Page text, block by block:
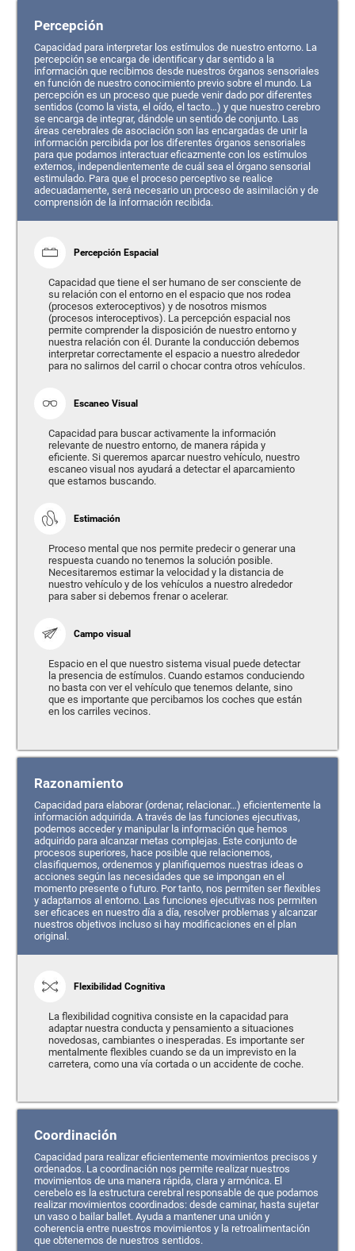
Percepción
Capacidad para interpretar los estímulos de nuestro entorno. La
percepción se encarga de identificar y dar sentido a la
información que recibimos desde nuestros órganos sensoriales
en función de nuestro conocimiento previo sobre el mundo. La
percepción es un proceso que puede venir dado por diferentes
sentidos (como la vista, el oído, el tacto…) y que nuestro cerebro
se encarga de integrar, dándole un sentido de conjunto. Las
áreas cerebrales de asociación son las encargadas de unir la
información percibida por los diferentes órganos sensoriales
para que podamos interactuar eficazmente con los estímulos
externos, independientemente de cuál sea el órgano sensorial
estimulado. Para que el proceso perceptivo se realice
adecuadamente, será necesario un proceso de asimilación y de
comprensión de la información recibida.
Percepción Espacial
Capacidad que tiene el ser humano de ser consciente de
su relación con el entorno en el espacio que nos rodea
(procesos exteroceptivos) y de nosotros mismos
(procesos interoceptivos). La percepción espacial nos
permite comprender la disposición de nuestro entorno y
nuestra relación con él. Durante la conducción debemos
interpretar correctamente el espacio a nuestro alrededor
para no salirnos del carril o chocar contra otros vehículos.
Escaneo Visual
Capacidad para buscar activamente la información
relevante de nuestro entorno, de manera rápida y
eficiente. Si queremos aparcar nuestro vehículo, nuestro
escaneo visual nos ayudará a detectar el aparcamiento
que estamos buscando.
Estimación
Proceso mental que nos permite predecir o generar una
respuesta cuando no tenemos la solución posible.
Necesitaremos estimar la velocidad y la distancia de
nuestro vehículo y de los vehículos a nuestro alrededor
para saber si debemos frenar o acelerar.
Campo visual
Espacio en el que nuestro sistema visual puede detectar
la presencia de estímulos. Cuando estamos conduciendo
no basta con ver el vehículo que tenemos delante, sino
que es importante que percibamos los coches que están
en los carriles vecinos.
Razonamiento
Capacidad para elaborar (ordenar, relacionar…) eficientemente la
información adquirida. A través de las funciones ejecutivas,
podemos acceder y manipular la información que hemos
adquirido para alcanzar metas complejas. Este conjunto de
procesos superiores, hace posible que relacionemos,
clasifiquemos, ordenemos y planifiquemos nuestras ideas o
acciones según las necesidades que se impongan en el
momento presente o futuro. Por tanto, nos permiten ser flexibles
y adaptarnos al entorno. Las funciones ejecutivas nos permiten
ser eficaces en nuestro día a día, resolver problemas y alcanzar
nuestros objetivos incluso si hay modificaciones en el plan
original.
Flexibilidad Cognitiva
La flexibilidad cognitiva consiste en la capacidad para
adaptar nuestra conducta y pensamiento a situaciones
novedosas, cambiantes o inesperadas. Es importante ser
mentalmente flexibles cuando se da un imprevisto en la
carretera, como una vía cortada o un accidente de coche.
Coordinación
Capacidad para realizar eficientemente movimientos precisos y
ordenados. La coordinación nos permite realizar nuestros
movimientos de una manera rápida, clara y armónica. El
cerebelo es la estructura cerebral responsable de que podamos
realizar movimientos coordinados: desde caminar, hasta sujetar
un vaso o bailar ballet. Ayuda a mantener una unión y
coherencia entre nuestros movimientos y la retroalimentación
que obtenemos de nuestros sentidos.